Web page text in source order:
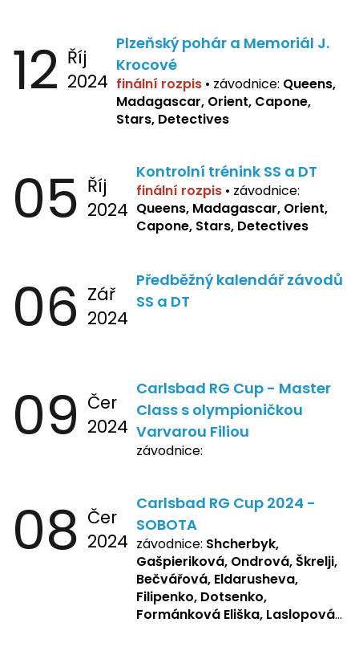
12 Říj
2024
Plzeňský pohár a Memoriál J.
Krocové
finální rozpis • závodnice: Queens,
Madagascar, Orient, Capone,
Stars, Detectives
05 Říj
2024
Kontrolní trénink SS a DT
finální rozpis • závodnice:
Queens, Madagascar, Orient,
Capone, Stars, Detectives
06 Zář
2024
Předběžný kalendář závodů
SS a DT
09 Čer
2024
Carlsbad RG Cup - Master
Class s olympioničkou
Varvarou Filiou
závodnice:
08 Čer
2024
Carlsbad RG Cup 2024 -
SOBOTA
závodnice: Shcherbyk,
Gašpieriková, Ondrová, Škrelji,
Bečvářová, Eldarusheva,
Filipenko, Dotsenko,
Formánková Eliška, Laslopová